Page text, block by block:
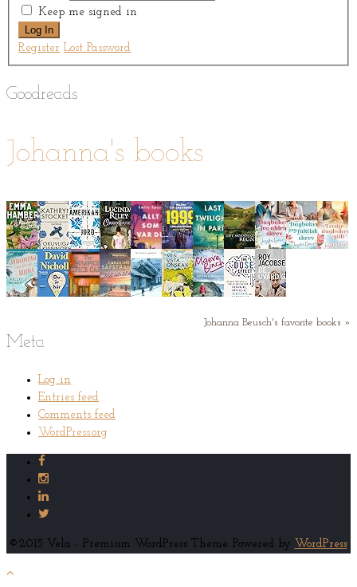
Keep me signed in
Log In
Register Lost Password
Goodreads
Johanna's books
Johanna Beusch's favorite books »
Meta
Log in
Entries feed
Comments feed
WordPress.org
©2015 Vela - Premium WordPress Theme. Powered by WordPress.